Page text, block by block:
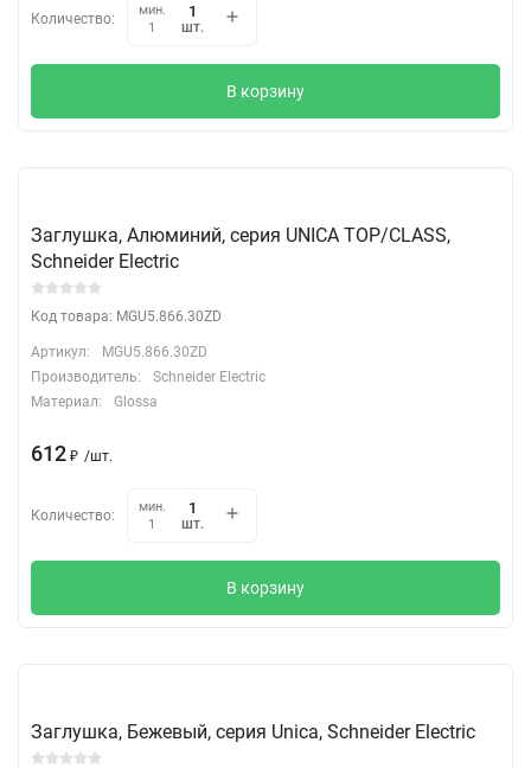
Количество:
мин.
1
шт.
В корзину
Заглушка, Алюминий, серия UNICA TOP/CLASS,
Schneider Electric
Код товара: MGU5.866.30ZD
Артикул:
MGU5.866.30ZD
Производитель:
Schneider Electric
Материал:
Glossa
612 ₽ /шт.
Количество:
мин.
1
шт.
В корзину
Заглушка, Бежевый, серия Unica, Schneider Electric